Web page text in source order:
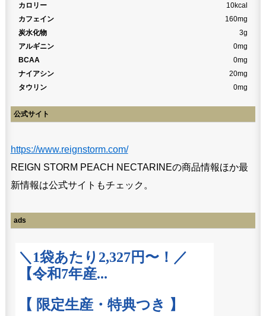
カロリー
10kcal
カフェイン
160mg
炭水化物
3g
アルギニン
0mg
BCAA
0mg
ナイアシン
20mg
タウリン
0mg
公式サイト
https://www.reignstorm.com/
REIGN STORM PEACH NECTARINEの商品情報ほか最
新情報は公式サイトもチェック。
ads